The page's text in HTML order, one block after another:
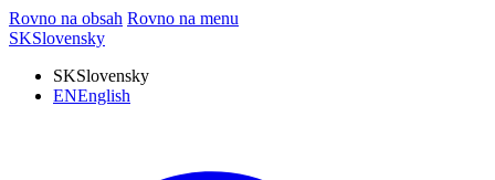
Rovno na obsah Rovno na menu
SKSlovensky
SKSlovensky
ENEnglish